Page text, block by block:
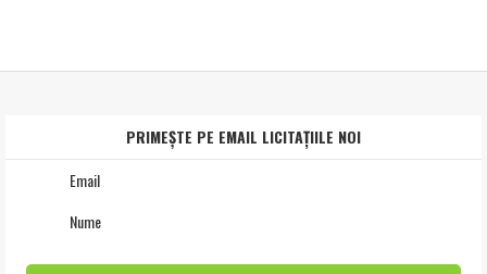
PRIMEȘTE PE EMAIL LICITAȚIILE NOI